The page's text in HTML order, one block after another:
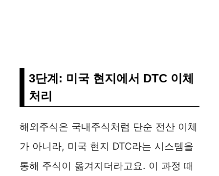
3단계: 미국 현지에서 DTC 이체
처리
해외주식은 국내주식처럼 단순 전산 이체
가 아니라, 미국 현지 DTC라는 시스템을
통해 주식이 옮겨지더라고요. 이 과정 때